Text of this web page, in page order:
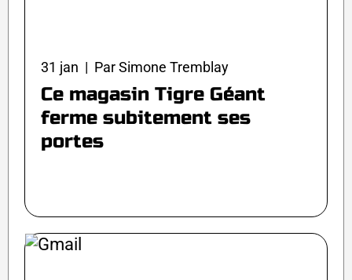
31 jan | Par Simone Tremblay
Ce magasin Tigre Géant
ferme subitement ses
portes